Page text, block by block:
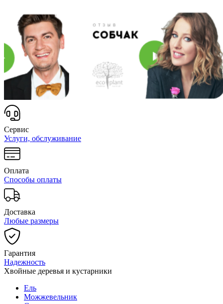
Сервис
Услуги, обслуживание
Оплата
Способы оплаты
Доставка
Любые размеры
Гарантия
Надежность
Хвойные деревья и кустарники
Ель
Можжевельник